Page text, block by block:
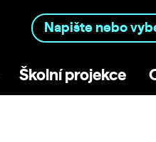
Školní projekce